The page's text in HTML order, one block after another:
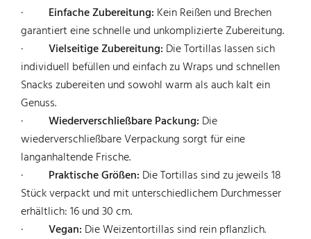
· Einfache Zubereitung: Kein Reißen und Brechen
garantiert eine schnelle und unkomplizierte Zubereitung.
· Vielseitige Zubereitung: Die Tortillas lassen sich
individuell befüllen und einfach zu Wraps und schnellen
Snacks zubereiten und sowohl warm als auch kalt ein
Genuss.
· Wiederverschließbare Packung: Die
wiederverschließbare Verpackung sorgt für eine
langanhaltende Frische.
· Praktische Größen: Die Tortillas sind zu jeweils 18
Stück verpackt und mit unterschiedlichem Durchmesser
erhältlich: 16 und 30 cm.
· Vegan: Die Weizentortillas sind rein pflanzlich.